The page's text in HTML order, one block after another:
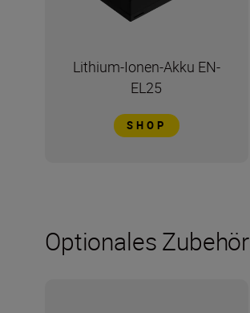
Lithium-Ionen-Akku EN-
EL25
SHOP
Optionales Zubehör